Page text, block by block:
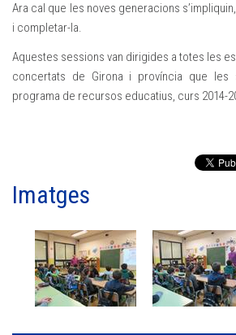
Ara cal que les noves generacions
i completar-la.
Aquestes sessions van dirigides a totes les
concertats de Girona i província que les
programa de recursos educatius, curs 2014-
Imatges